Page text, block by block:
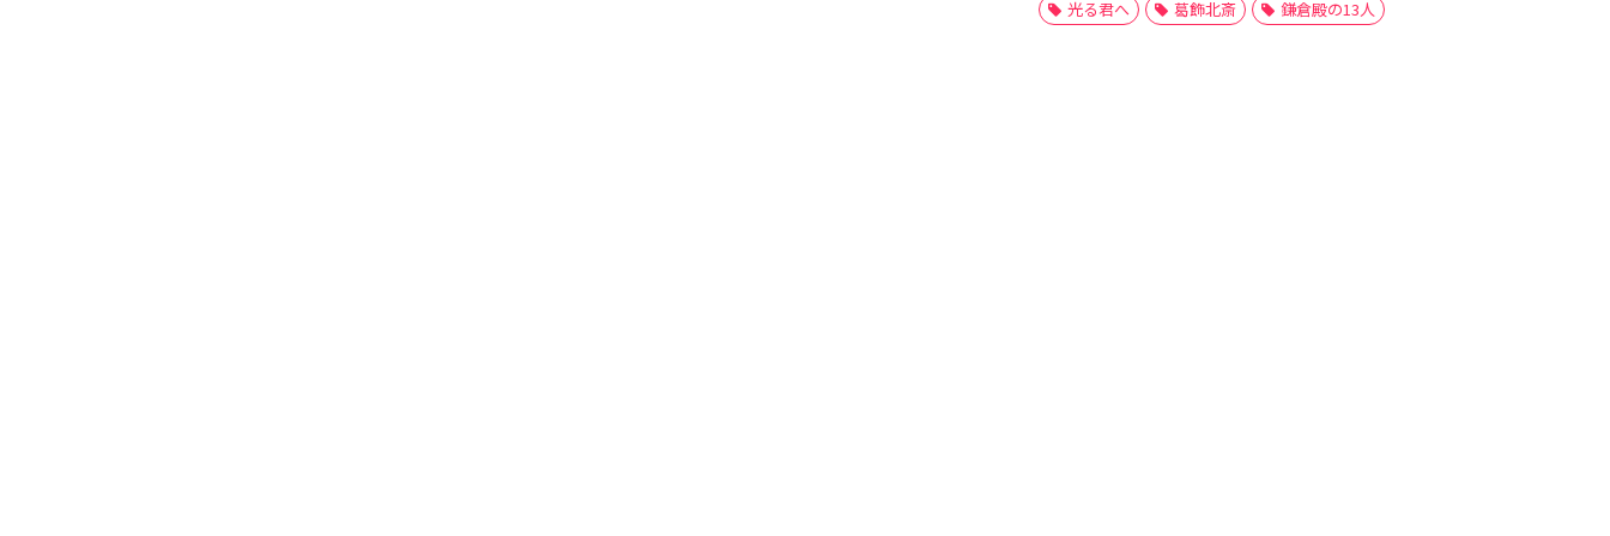
光る君へ 葛飾北斎 鎌倉殿の13人